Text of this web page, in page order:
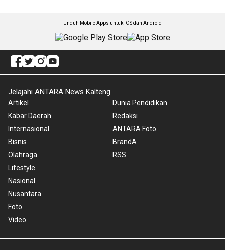
Unduh Mobile Apps untuk iOS dan Android
Jelajahi ANTARA News Kalteng
Artikel
Kabar Daerah
Internasional
Bisnis
Olahraga
Lifestyle
Nasional
Nusantara
Foto
Video
Dunia Pendidikan
Redaksi
ANTARA Foto
BrandA
RSS